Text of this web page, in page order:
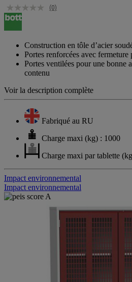
(0)
Construction en tôle d’acier
Portes renforcées avec
Portes ventilées pour une bonne
contenu
Voir la description complète
Fabriqué au RU
Charge maxi (kg) : 1000
Charge maxi par tablette
Impact environnemental
Impact environnemental